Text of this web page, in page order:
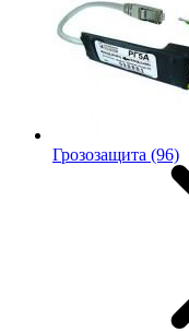
Грозозащита (96)